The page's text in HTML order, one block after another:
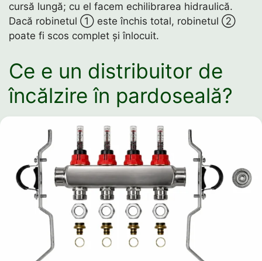
cursă lungă; cu el facem echilibrarea hidraulică.
Dacă robinetul ① este închis total, robinetul ②
poate fi scos complet și înlocuit.
Ce e un distribuitor de
încălzire în pardoseală?